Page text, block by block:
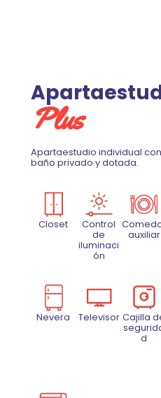
Plus
Apartaestudio individual
baño privado y dotada.
Closet
Control
de
iluminaci
ón
auxiliar
Nevera Televisor Cajilla
d